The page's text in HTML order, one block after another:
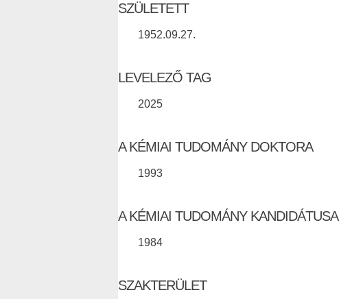
SZÜLETETT
1952.09.27.
LEVELEZŐ TAG
2025
A KÉMIAI TUDOMÁNY DOKTORA
1993
A KÉMIAI TUDOMÁNY KANDIDÁTUSA
1984
SZAKTERÜLET